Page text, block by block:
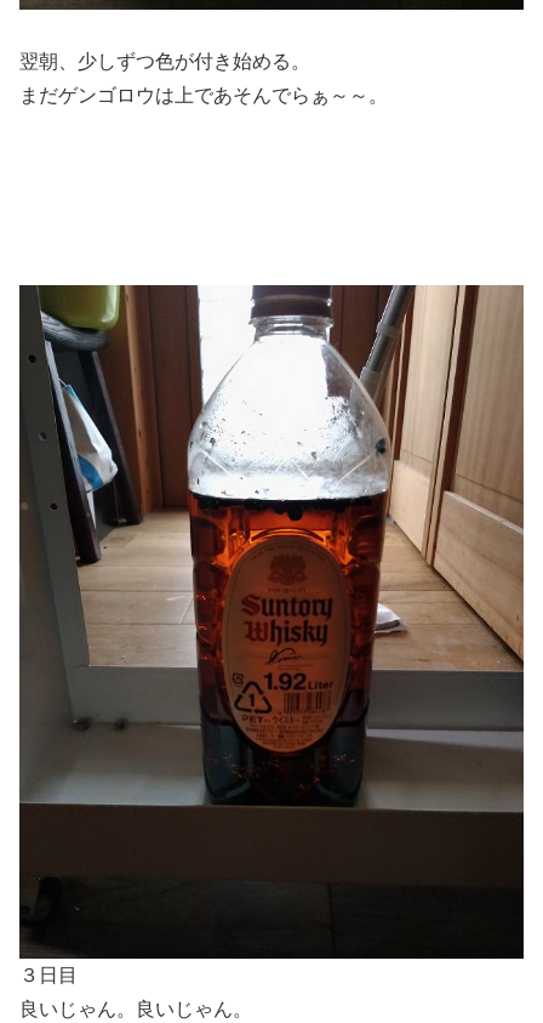
翌朝、少しずつ色が付き始める。
まだゲンゴロウは上であそんでらぁ～～。
３日目
良いじゃん。良いじゃん。